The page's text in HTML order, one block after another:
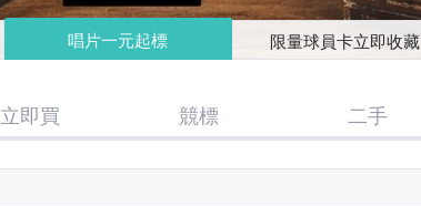
唱片一元起標 限量球員卡立即收藏
立即買 競標 二手